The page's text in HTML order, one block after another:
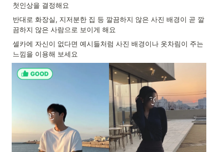
첫인상을 결정해요
반대로 화장실, 지저분한 집 등 깔끔하지 않은 사진 배경이 곧 깔
끔하지 않은 사람으로 보이게 해요
셀카에 자신이 없다면 예시들처럼 사진 배경이나 옷차림이 주는
느낌을 이용해 보세요